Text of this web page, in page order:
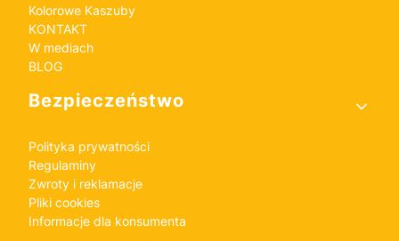
Kolorowe Kaszuby
KONTAKT
W mediach
BLOG
Bezpieczeństwo
Polityka prywatności
Regulaminy
Zwroty i reklamacje
Pliki cookies
Informacje dla konsumenta